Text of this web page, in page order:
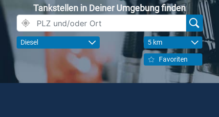
Tankstellen in Deiner Umgebung finden
Diesel 5 km
Favoriten